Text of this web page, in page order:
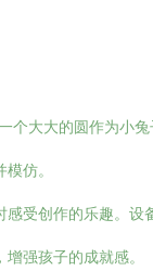
个大大的圆作为小兔
仿。
受创作的乐趣。
强孩子的成就感。